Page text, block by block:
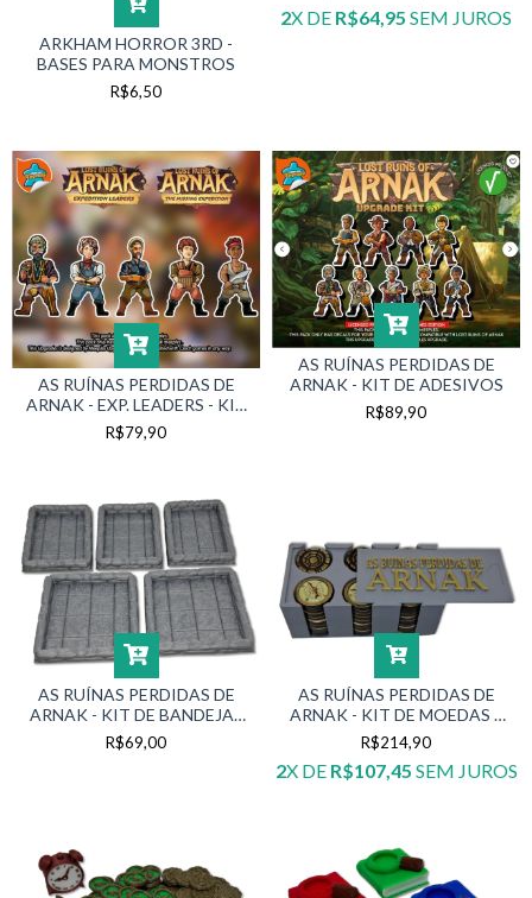
ARKHAM HORROR 3RD -
BASES PARA MONSTROS
R$6,50
2X DE R$64,95 SEM JUROS
AS RUÍNAS PERDIDAS DE
ARNAK - EXP. LEADERS - KIT
DE ADESIVOS
R$79,90
AS RUÍNAS PERDIDAS DE
ARNAK - KIT DE ADESIVOS
R$89,90
AS RUÍNAS PERDIDAS DE
ARNAK - KIT DE BANDEJAS
PARA O TABULEIRO DE
PROVISÃO
R$69,00
AS RUÍNAS PERDIDAS DE
ARNAK - KIT DE MOEDAS E
BÚSSOLAS
R$214,90
2X DE R$107,45 SEM JUROS